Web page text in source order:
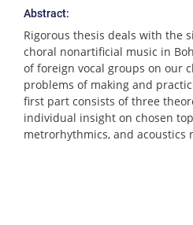
Abstract:
Rigorous thesis deals with the
choral nonartificial music in
of foreign vocal groups on our
problems of making and
first part consists of three
individual insight on chosen
metrorhythmics, and acoustics